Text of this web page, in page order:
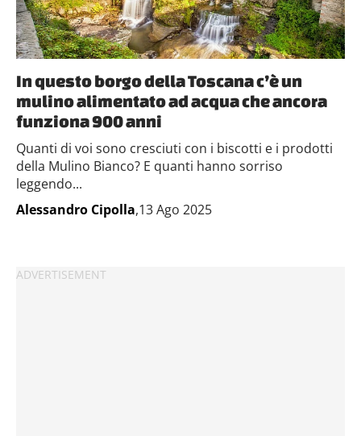
In questo borgo della Toscana c’è un
mulino alimentato ad acqua che ancora
funziona 900 anni
Quanti di voi sono cresciuti con i biscotti e i prodotti
della Mulino Bianco? E quanti hanno sorriso
leggendo...
Alessandro Cipolla,13 Ago 2025